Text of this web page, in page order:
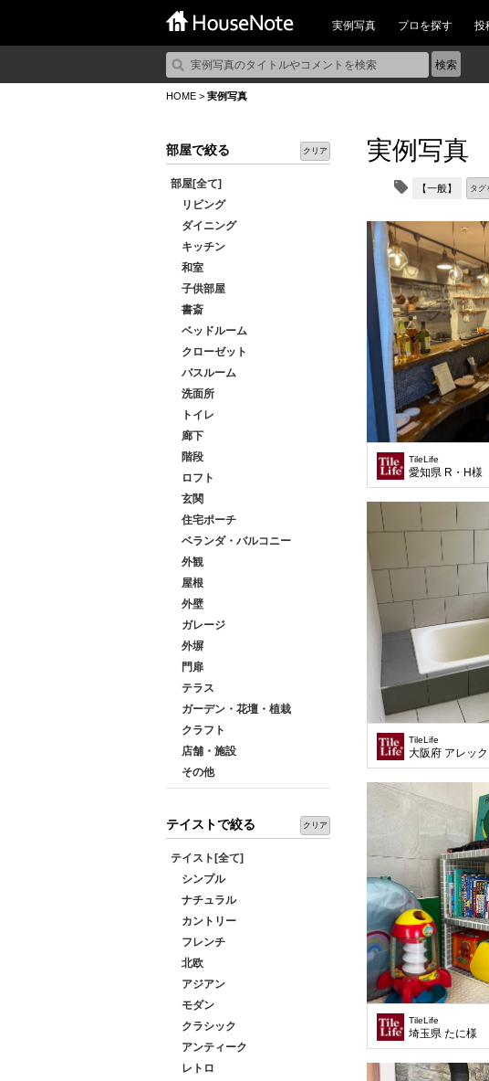
実例写真 プロを探す 投
HOME > 実例写真
部屋で絞る クリア
部屋[全て]
リビング
ダイニング
キッチン
和室
子供部屋
書斎
ベッドルーム
クローゼット
バスルーム
洗面所
トイレ
廊下
階段
ロフト
玄関
住宅ポーチ
ベランダ・バルコニー
外観
屋根
外壁
ガレージ
外塀
門扉
テラス
ガーデン・花壇・植栽
クラフト
店舗・施設
その他
テイストで絞る クリア
テイスト[全て]
シンプル
ナチュラル
カントリー
フレンチ
北欧
アジアン
モダン
クラシック
アンティーク
レトロ
実例写真
【一般】 タグ
TileLife
愛知県 R・H様
TileLife
大阪府 アレッ
TileLife
埼玉県 たに様